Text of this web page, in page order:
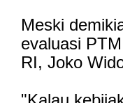
Meski
evaluasi
RI, Joko